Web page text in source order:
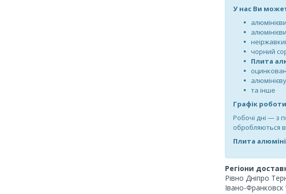
У нас Ви
чорний
Плита
та інше
Графік роботи
Робочі дні — з
обробляються
Плита
Регіони
Рівно Дніпро
Івано-